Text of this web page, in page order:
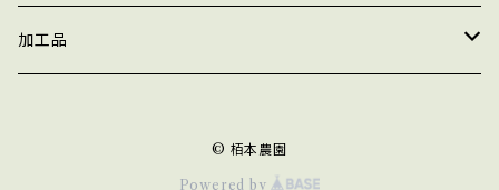
シャインマスカット
紅ほっぺ
加工品
© 栢本農園
Powered by